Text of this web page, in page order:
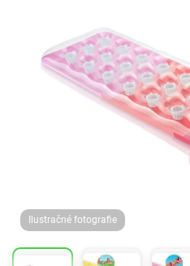
Ilustračné fotografie